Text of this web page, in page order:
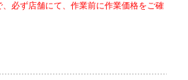
必ず店舗にて、作業前に作業価格をご確